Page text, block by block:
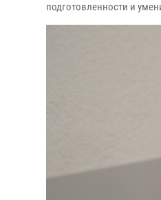
подготовленности и